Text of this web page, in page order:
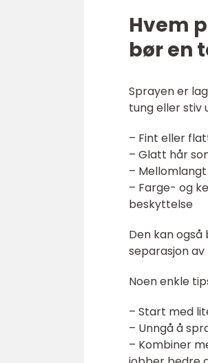
Hvem
bør en
Sprayen er
tung eller stiv
– Fint eller
– Glatt hår
–
– Farge- og
beskyttelse
Den kan
separasjon
Noen enkle
– Start med
– Unngå å
– Kombiner